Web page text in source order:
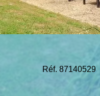
Réf. 87140529